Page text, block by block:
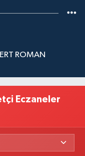
ROMAN
Eczaneler